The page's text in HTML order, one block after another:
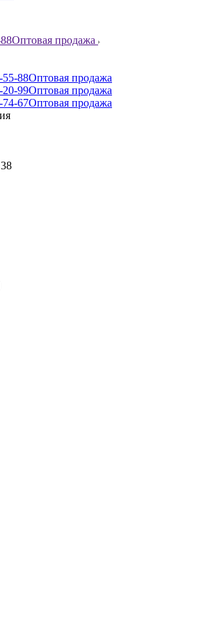
Оптовая продажа
55-88Оптовая продажа
20-99Оптовая продажа
74-67Оптовая продажа